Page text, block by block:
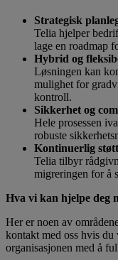
Strategisk
Telia hjelper
lage en roadmap
Hybrid og
Løsningen kan
mulighet for
kontroll.
Sikkerhet og
Hele prosessen
robuste
Kontinuerlig
Telia tilbyr
migreringen for å
Hva vi kan hjelpe deg
Her er noen av
kontakt med oss hvis
organisasjonen med å